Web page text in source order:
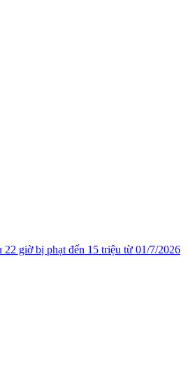
22 giờ bị phạt đến 15 triệu từ 01/7/2026